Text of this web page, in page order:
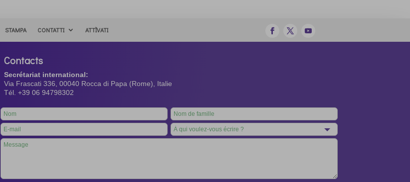
STAMPA CONTATTI ATTÌVATI
Contacts
Secrétariat international:
Via Frascati 336, 00040 Rocca di Papa (Rome), Italie
Tél. +39 06 94798302
Leave
this
field
blank